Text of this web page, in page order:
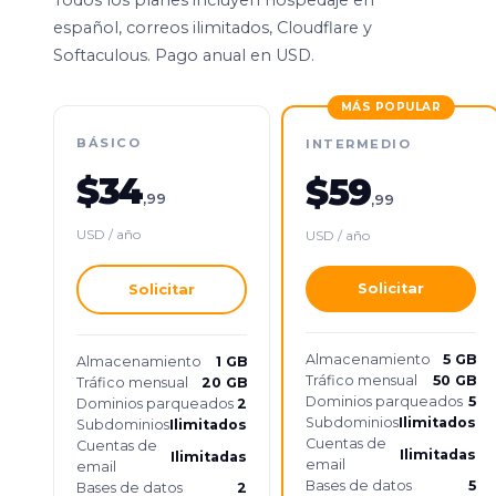
español, correos ilimitados, Cloudflare y
Softaculous. Pago anual en USD.
BÁSICO
$34,99
USD / año
Solicitar
Almacenamiento
1 GB
Tráfico mensual
20 GB
Dominios parqueados 2
SubdominiosIlimitados
Cuentas de
email
Ilimitadas
Bases de datos
2
MÁS POPULAR
INTERMEDIO
$59,99
USD / año
Solicitar
Almacenamiento
5 GB
Tráfico mensual
50 GB
Dominios parqueados 5
SubdominiosIlimitados
Cuentas de
email
Ilimitadas
Bases de datos
5